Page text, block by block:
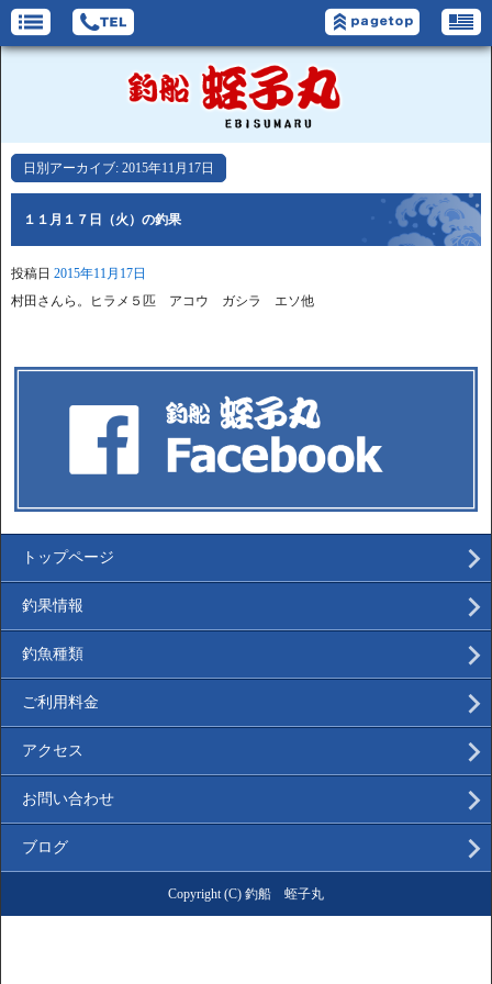
日別アーカイブ: 2015年11月17日
１１月１７日（火）の釣果
投稿日 2015年11月17日
村田さんら。ヒラメ５匹 アコウ ガシラ エソ他
トップページ
釣果情報
釣魚種類
ご利用料金
アクセス
お問い合わせ
ブログ
Copyright (C) 釣船 蛭子丸